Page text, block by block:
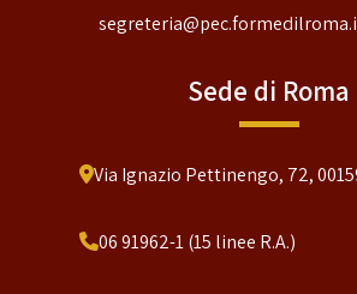
Sede di Roma
Via Ignazio Pettinengo, 72,
06 91962-1 (15 linee R.A.)